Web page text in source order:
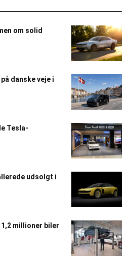
om solid
danske veje i
Tesla-
udsolgt i
millioner biler